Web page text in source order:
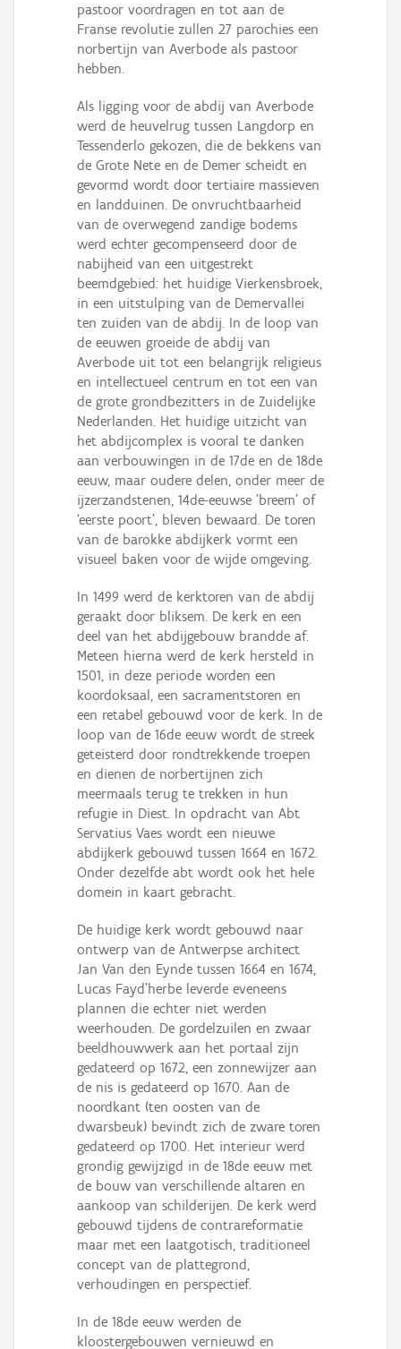
pastoor voordragen en tot aan de
Franse revolutie zullen 27 parochies een
norbertijn van Averbode als pastoor
hebben.
Als ligging voor de abdij van Averbode
werd de heuvelrug tussen Langdorp en
Tessenderlo gekozen, die de bekkens van
de Grote Nete en de Demer scheidt en
gevormd wordt door tertiaire massieven
en landduinen. De onvruchtbaarheid
van de overwegend zandige bodems
werd echter gecompenseerd door de
nabijheid van een uitgestrekt
beemdgebied: het huidige Vierkensbroek,
in een uitstulping van de Demervallei
ten zuiden van de abdij. In de loop van
de eeuwen groeide de abdij van
Averbode uit tot een belangrijk religieus
en intellectueel centrum en tot een van
de grote grondbezitters in de Zuidelijke
Nederlanden. Het huidige uitzicht van
het abdijcomplex is vooral te danken
aan verbouwingen in de 17de en de 18de
eeuw, maar oudere delen, onder meer de
ijzerzandstenen, 14de-eeuwse 'breem' of
‘eerste poort’, bleven bewaard. De toren
van de barokke abdijkerk vormt een
visueel baken voor de wijde omgeving.
In 1499 werd de kerktoren van de abdij
geraakt door bliksem. De kerk en een
deel van het abdijgebouw brandde af.
Meteen hierna werd de kerk hersteld in
1501, in deze periode worden een
koordoksaal, een sacramentstoren en
een retabel gebouwd voor de kerk. In de
loop van de 16de eeuw wordt de streek
geteisterd door rondtrekkende troepen
en dienen de norbertijnen zich
meermaals terug te trekken in hun
refugie in Diest. In opdracht van Abt
Servatius Vaes wordt een nieuwe
abdijkerk gebouwd tussen 1664 en 1672.
Onder dezelfde abt wordt ook het hele
domein in kaart gebracht.
De huidige kerk wordt gebouwd naar
ontwerp van de Antwerpse architect
Jan Van den Eynde tussen 1664 en 1674,
Lucas Fayd'herbe leverde eveneens
plannen die echter niet werden
weerhouden. De gordelzuilen en zwaar
beeldhouwwerk aan het portaal zijn
gedateerd op 1672, een zonnewijzer aan
de nis is gedateerd op 1670. Aan de
noordkant (ten oosten van de
dwarsbeuk) bevindt zich de zware toren
gedateerd op 1700. Het interieur werd
grondig gewijzigd in de 18de eeuw met
de bouw van verschillende altaren en
aankoop van schilderijen. De kerk werd
gebouwd tijdens de contrareformatie
maar met een laatgotisch, traditioneel
concept van de plattegrond,
verhoudingen en perspectief.
In de 18de eeuw werden de
kloostergebouwen vernieuwd en